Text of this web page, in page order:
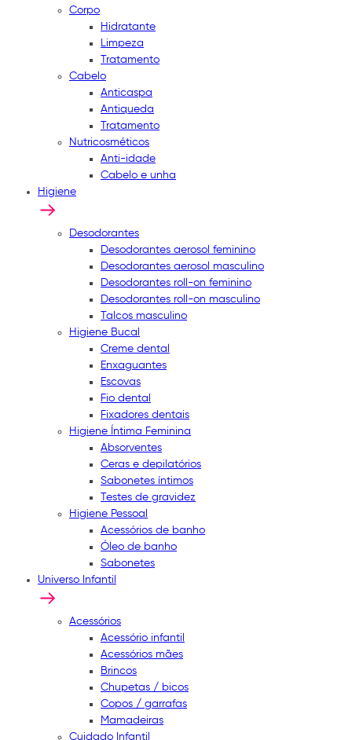
Corpo
Hidratante
Limpeza
Tratamento
Cabelo
Anticaspa
Antiqueda
Tratamento
Nutricosméticos
Anti-idade
Cabelo e unha
Higiene
Desodorantes
Desodorantes aerosol feminino
Desodorantes aerosol masculino
Desodorantes roll-on feminino
Desodorantes roll-on masculino
Talcos masculino
Higiene Bucal
Creme dental
Enxaguantes
Escovas
Fio dental
Fixadores dentais
Higiene Íntima Feminina
Absorventes
Ceras e depilatórios
Sabonetes íntimos
Testes de gravidez
Higiene Pessoal
Acessórios de banho
Óleo de banho
Sabonetes
Universo Infantil
Acessórios
Acessório infantil
Acessórios mães
Brincos
Chupetas / bicos
Copos / garrafas
Mamadeiras
Cuidado Infantil